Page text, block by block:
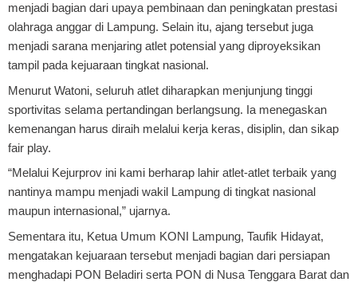
menjadi bagian dari upaya pembinaan dan peningkatan prestasi
olahraga anggar di Lampung. Selain itu, ajang tersebut juga
menjadi sarana menjaring atlet potensial yang diproyeksikan
tampil pada kejuaraan tingkat nasional.
Menurut Watoni, seluruh atlet diharapkan menjunjung tinggi
sportivitas selama pertandingan berlangsung. Ia menegaskan
kemenangan harus diraih melalui kerja keras, disiplin, dan sikap
fair play.
“Melalui Kejurprov ini kami berharap lahir atlet-atlet terbaik yang
nantinya mampu menjadi wakil Lampung di tingkat nasional
maupun internasional,” ujarnya.
Sementara itu, Ketua Umum KONI Lampung, Taufik Hidayat,
mengatakan kejuaraan tersebut menjadi bagian dari persiapan
menghadapi PON Beladiri serta PON di Nusa Tenggara Barat dan